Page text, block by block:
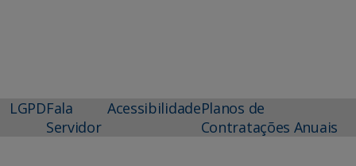
LGPDFala
Servidor
AcessibilidadePlanos de
Contratações Anuais